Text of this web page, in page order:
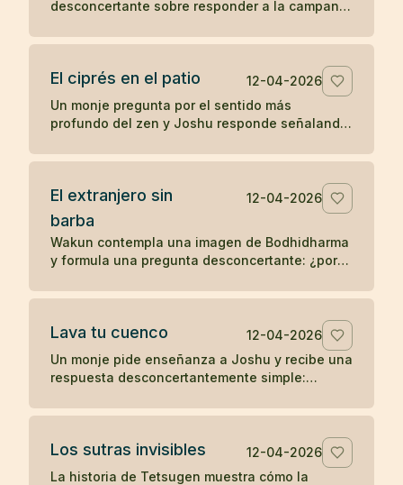
desconcertante sobre responder a la campana
koan sobre sonido, forma y comprensión
El ciprés en el patio
12-04-2026
Un monje pregunta por el sentido más
profundo del zen y Joshu responde señalando
no se separa de lo inmediato.
El extranjero sin
barba
12-04-2026
Wakun contempla una imagen de Bodhidharma
y formula una pregunta desconcertante: ¿por
sobre percepción y realidad.
Lava tu cuenco
12-04-2026
Un monje pide enseñanza a Joshu y recibe una
respuesta desconcertantemente simple:
sobre la práctica directa y lo inmediato.
Los sutras invisibles
12-04-2026
La historia de Tetsugen muestra cómo la